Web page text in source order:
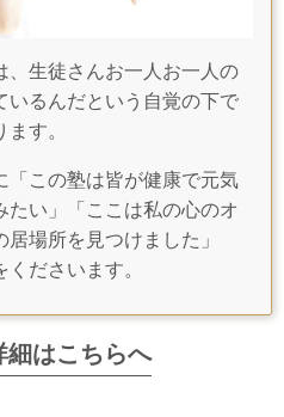
、生徒さんお一人お一人の
いるんだという自覚の下で
す。
「この塾は皆が健康で元気
たい」「ここは私の心のオ
場所を見つけました」
ださいます。
細はこちらへ